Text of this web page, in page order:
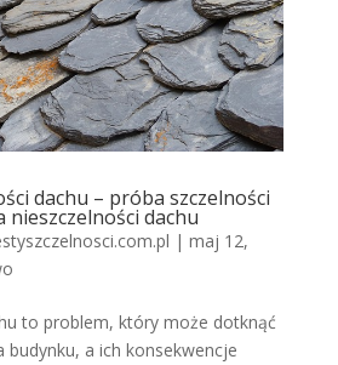
dachu – próba szczelności
nieszczelności dachu
| maj 12,
to problem, który może dotknąć
budynku, a ich konsekwencje